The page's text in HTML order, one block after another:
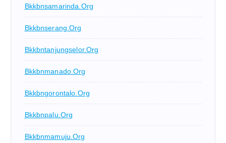
Bkkbnsamarinda.org
Bkkbnserang.org
Bkkbntanjungselor.org
Bkkbnmanado.org
Bkkbngorontalo.org
Bkkbnpalu.org
Bkkbnmamuju.org